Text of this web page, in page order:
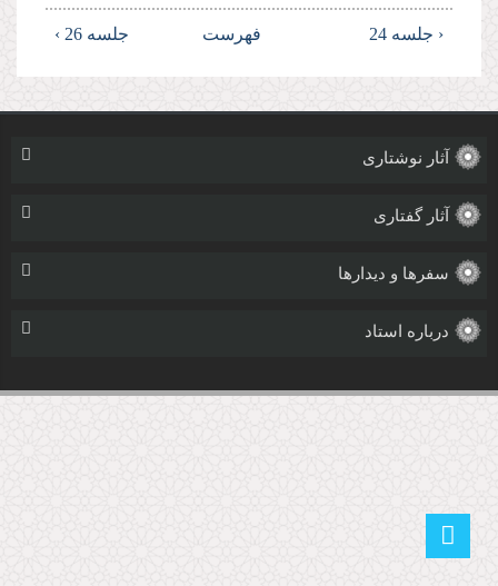
‹ جلسه 24 فهرست جلسه 26 ›
آثار نوشتاری
آثار گفتاری
سفرها و دیدارها
درباره استاد